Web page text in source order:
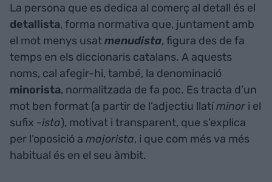
La persona que es dedica al comerç al detall és el
detallista, forma normativa que, juntament amb
el mot menys usatmenudista, figura des de fa
temps en els diccionaris catalans. A aquests
noms, cal afegir-hi, també, la denominació
minorista, normalitzada de fa poc. Es tracta d’un
mot ben format (a partir de l’adjectiu llatíminor i el
sufix -ista), motivat i transparent, que s’explica
per l’oposició a majorista, i que com més va més
habitual és en el seu àmbit.